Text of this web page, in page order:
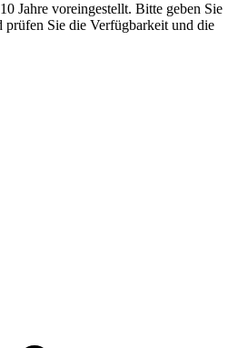
Jahre voreingestellt. Bitte geben Sie
prüfen Sie die Verfügbarkeit und die